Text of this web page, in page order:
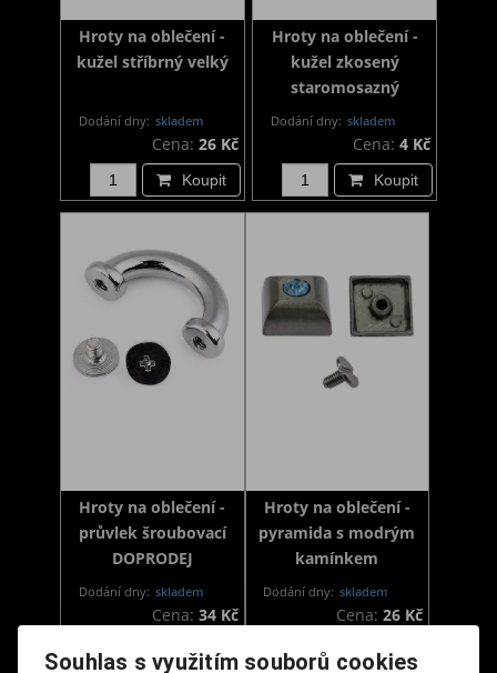
Hroty na oblečení -
kužel stříbrný velký
Dodání dny: skladem
Cena: 26 Kč
Koupit
Hroty na oblečení -
kužel zkosený
staromosazný
Dodání dny: skladem
Cena: 4 Kč
Koupit
Hroty na oblečení -
průvlek šroubovací
DOPRODEJ
Dodání dny: skladem
Cena: 34 Kč
Koupit
Hroty na oblečení -
pyramida s modrým
kamínkem
Dodání dny: skladem
Cena:26 Kč
Koupit
Souhlas s využitím souborů cookies